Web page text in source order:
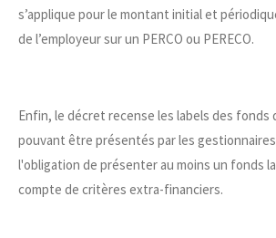
s’applique pour le montant initial et
de l’employeur sur un PERCO ou PERECO.
Enfin, le décret recense les labels des fonds
pouvant être présentés par les
l'obligation de présenter au moins un fonds
compte de critères extra-financiers.